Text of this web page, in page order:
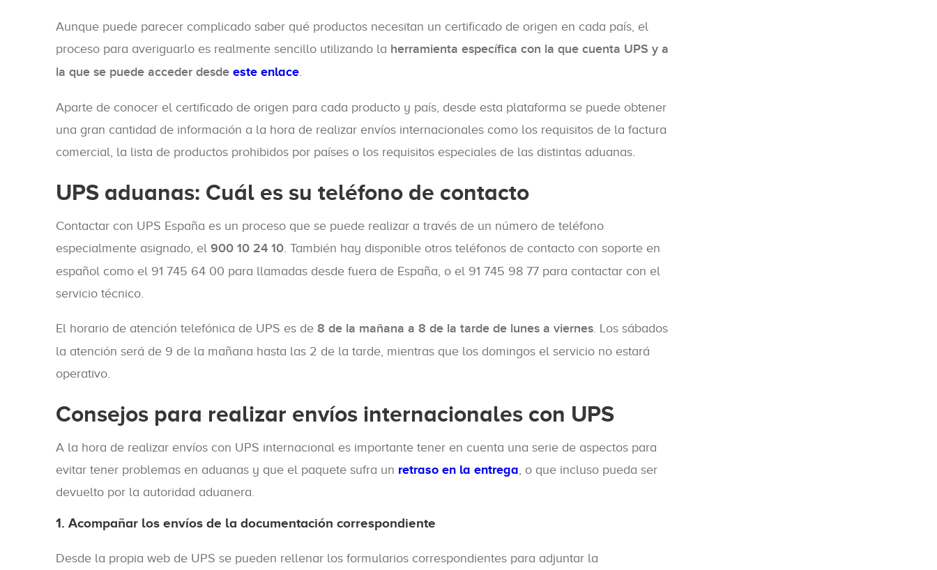
Aunque puede parecer complicado saber qué productos necesitan un certificado de origen en cada país, el
proceso para averiguarlo es realmente sencillo utilizando la herramienta específica con la que cuenta UPS y a
la que se puede acceder desde este enlace.
Aparte de conocer el certificado de origen para cada producto y país, desde esta plataforma se puede obtener
una gran cantidad de información a la hora de realizar envíos internacionales como los requisitos de la factura
comercial, la lista de productos prohibidos por países o los requisitos especiales de las distintas aduanas.
UPS aduanas: Cuál es su teléfono de contacto
Contactar con UPS España es un proceso que se puede realizar a través de un número de teléfono
especialmente asignado, el 900 10 24 10. También hay disponible otros teléfonos de contacto con soporte en
español como el 91 745 64 00 para llamadas desde fuera de España, o el 91 745 98 77 para contactar con el
servicio técnico.
El horario de atención telefónica de UPS es de 8 de la mañana a 8 de la tarde de lunes a viernes. Los sábados
la atención será de 9 de la mañana hasta las 2 de la tarde, mientras que los domingos el servicio no estará
operativo.
Consejos para realizar envíos internacionales con UPS
A la hora de realizar envíos con UPS internacional es importante tener en cuenta una serie de aspectos para
evitar tener problemas en aduanas y que el paquete sufra un retraso en la entrega, o que incluso pueda ser
devuelto por la autoridad aduanera.
1. Acompañar los envíos de la documentación correspondiente
Desde la propia web de UPS se pueden rellenar los formularios correspondientes para adjuntar la